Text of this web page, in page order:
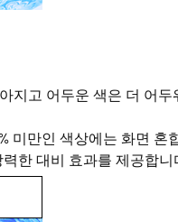
지고 어두운 색은 더 어두
미만인 색상에는 화면 혼
한 대비 효과를 제공합니